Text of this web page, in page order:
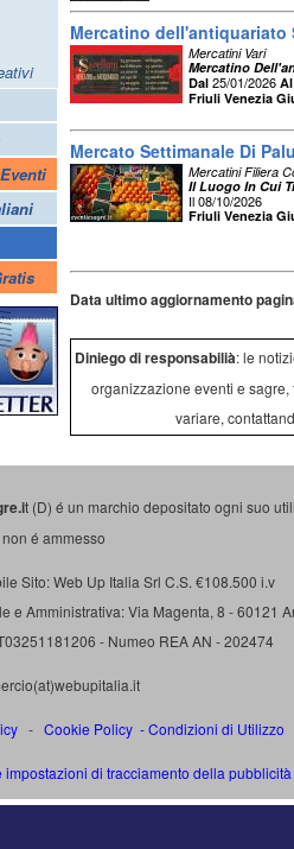
Mercatino dell'antiquariato
Mercatini Vari
Mercatino
Dal 25/01/2026 Al
Friuli Venezia
Mercato Settimanale Di
Mercatini Filiera
Il Luogo In Cui
Il 08/10/2026
Friuli Venezia
Data ultimo aggiornamento
Diniego di responsabilià: le
organizzazione eventi e
variare,
t (D) é un marchio depositato ogni suo
é ammesso
Sito: Web Up Italia Srl C.S. €108.500 i.v
e Amministrativa: Via Magenta, 8 - 60121
- Numeo REA AN - 202474
- Cookie Policy -Condizioni di Utilizzo
impostazioni di tracciamento della pubblicità